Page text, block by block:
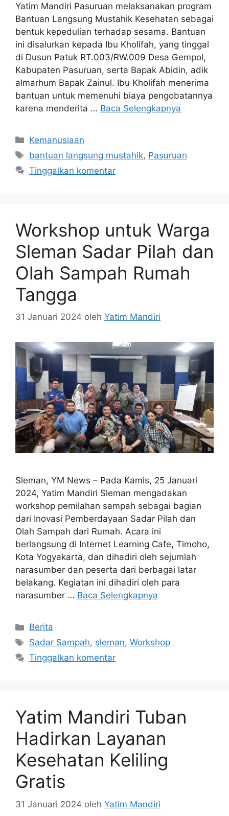
Yatim Mandiri Pasuruan melaksanakan program
Bantuan Langsung Mustahik Kesehatan sebagai
bentuk kepedulian terhadap sesama. Bantuan
ini disalurkan kepada Ibu Kholifah, yang tinggal
di Dusun Patuk RT.003/RW.009 Desa Gempol,
Kabupaten Pasuruan, serta Bapak Abidin, adik
almarhum Bapak Zainul. Ibu Kholifah menerima
bantuan untuk memenuhi biaya pengobatannya
karena menderita … Baca Selengkapnya
Kemanusiaan
bantuan langsung mustahik, Pasuruan
Tinggalkan komentar
Workshop untuk Warga
Sleman Sadar Pilah dan
Olah Sampah Rumah
Tangga
31 Januari 2024 oleh Yatim Mandiri
Sleman, YM News – Pada Kamis, 25 Januari
2024, Yatim Mandiri Sleman mengadakan
workshop pemilahan sampah sebagai bagian
dari Inovasi Pemberdayaan Sadar Pilah dan
Olah Sampah dari Rumah. Acara ini
berlangsung di Internet Learning Cafe, Timoho,
Kota Yogyakarta, dan dihadiri oleh sejumlah
narasumber dan peserta dari berbagai latar
belakang. Kegiatan ini dihadiri oleh para
narasumber … Baca Selengkapnya
Berita
Sadar Sampah, sleman,Workshop
Tinggalkan komentar
Yatim Mandiri Tuban
Hadirkan Layanan
Kesehatan Keliling
Gratis
31 Januari 2024 oleh Yatim Mandiri